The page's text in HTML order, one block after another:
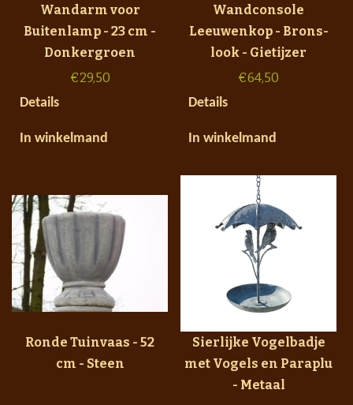
Wandarm voor
Buitenlamp - 23 cm -
Donkergroen
€29,50
Details
In winkelmand
Wandconsole
Leeuwenkop - Brons-
look - Gietijzer
€64,50
Details
In winkelmand
Ronde Tuinvaas - 52
cm - Steen
Sierlijke Vogelbadje
met Vogels en Paraplu
- Metaal